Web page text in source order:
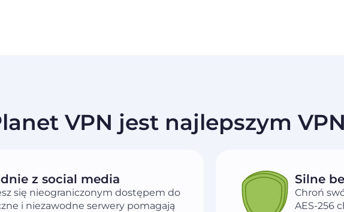
VPN jest najlepszym
z social media
się nieograniczonym dostępem do
i niezawodne serwery pomagają
Silne
Chroń
AES-256